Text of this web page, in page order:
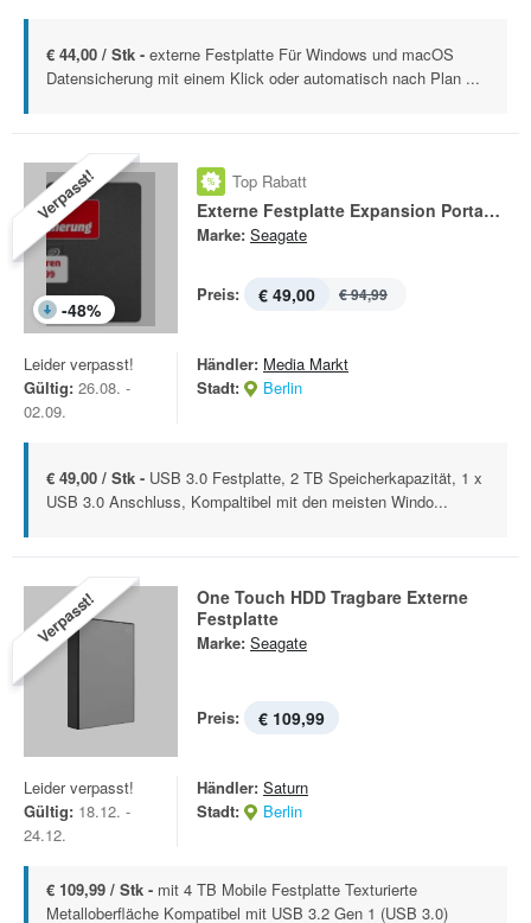
€ 44,00 / Stk - externe Festplatte Für Windows und macOS
Datensicherung mit einem Klick oder automatisch nach Plan ...
Verpasst!
-48%
Top Rabatt
Externe Festplatte Expansion Portable
Marke: Seagate
Preis: € 49,00 € 94,99
Leider verpasst!
Gültig: 26.08. -
02.09.
Händler: Media Markt
Stadt:
Berlin
€ 49,00 / Stk - USB 3.0 Festplatte, 2 TB Speicherkapazität, 1 x
USB 3.0 Anschluss, Kompaltibel mit den meisten Windo...
Verpasst!
One Touch HDD Tragbare Externe
Festplatte
Marke: Seagate
Preis: € 109,99
Leider verpasst!
Gültig: 18.12. -
24.12.
Händler: Saturn
Stadt:
Berlin
€ 109,99 / Stk - mit 4 TB Mobile Festplatte Texturierte
Metalloberfläche Kompatibel mit USB 3.2 Gen 1 (USB 3.0)